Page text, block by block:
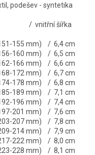
podešev - syntetika
/ vnitřní šířka
155 mm) / 6,4 cm
160 mm) / 6,5 cm
166 mm) / 6,6 cm
172 mm) / 6,7 cm
178 mm) / 6,8 cm
189 mm) / 7,1 cm
196 mm) / 7,4 cm
201 mm) / 7,6 cm
207 mm) / 7,8 cm
214 mm) / 7,9 cm
222 mm) / 8,0 cm
228 mm) / 8,1 cm